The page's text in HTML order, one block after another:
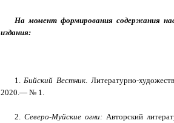
На момент формирования содержания
издания:
1.Бийский Вестник. Литературно-
2020.— № 1.
2. Северо-Муйские огни:Авторский